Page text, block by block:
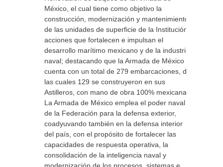
México, el cual tiene como objetivo la
construcción, modernización y mantenimiento
de las unidades de superficie de la Institución,
acciones que fortalecen e impulsan el
desarrollo marítimo mexicano y de la industria
naval; destacando que la Armada de México
cuenta con un total de 279 embarcaciones, de
las cuales 129 se construyeron en sus
Astilleros, con mano de obra 100% mexicana
La Armada de México emplea el poder naval
de la Federación para la defensa exterior,
coadyuvando también en la defensa interior
del país, con el propósito de fortalecer las
capacidades de respuesta operativa, la
consolidación de la inteligencia naval y